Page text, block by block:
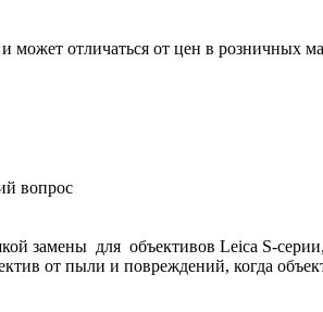
может отличаться от цен в розничных
вопрос
замены для объективов Leica S-
от пыли и повреждений, когда